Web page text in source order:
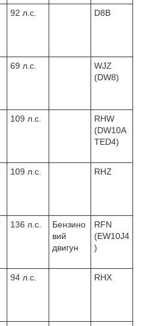
92 л.с. D8B
69 л.с.
WJZ
(DW8)
109 л.с.
RHW
(DW10A
TED4)
109 л.с. RHZ
136 л.с.
Бензино
вий
двигун
RFN
(EW10J4
)
94 л.с. RHX